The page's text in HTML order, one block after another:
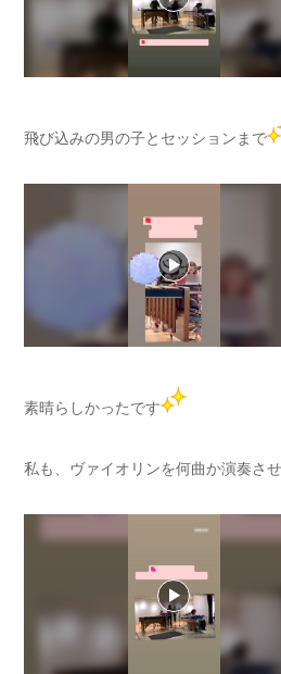
飛び込みの男の子とセッションまで
素晴らしかったです
私も、ヴァイオリンを何曲か演奏さ